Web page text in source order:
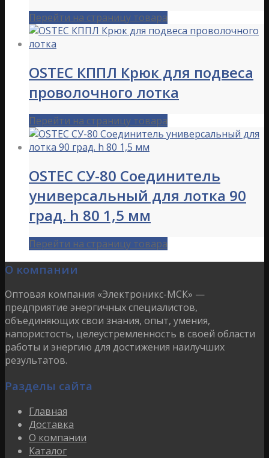
Перейти на страницу товара
OSTEC КППЛ Крюк для подвеса
проволочного лотка
Перейти на страницу товара
OSTEC СУ-80 Соединитель
универсальный для лотка 90
град. h 80 1,5 мм
Перейти на страницу товара
О компании
Оптовая компания «Электроникс-МСК» —
предприятие энергичных специалистов,
объединяющих свои знания, опыт, умения,
напористость, целеустремленность в своей области
работы и энергию для достижения наилучших
результатов.
Разделы сайта
Главная
Доставка
О компании
Каталог